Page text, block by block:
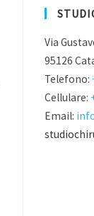
Via
95126
Telefono:
Cellulare:
Email: